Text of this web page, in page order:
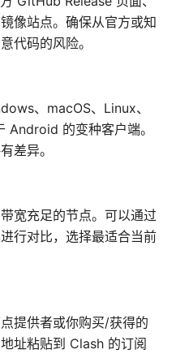
像站点。确保从官方或知
代码的风险。
、macOS、Linux、
Android 的变种客户端。
差异。
宽充足的节点。可以通过
行对比，选择最适合当前
提供者或你购买/获得的
址粘贴到 Clash 的订阅